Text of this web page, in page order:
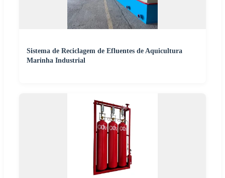
Sistema de Reciclagem de Efluentes de Aquicultura
Marinha Industrial